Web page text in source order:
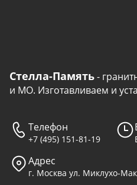
Стелла-Память-
и МО. Изготавливаем и
Телефон
+7 (495) 151-81-19
Адрес
г. Москва ул. Миклухо-